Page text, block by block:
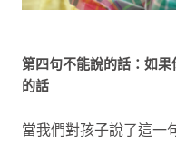
第四句不能說的話：如
的話
當我們對孩子說了這一